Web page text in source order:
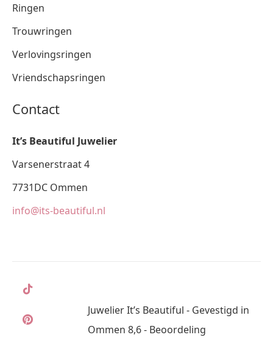
Ringen
Trouwringen
Verlovingsringen
Vriendschapsringen
Contact
It’s Beautiful Juwelier
Varsenerstraat 4
7731DC Ommen
info@its-beautiful.nl
Juwelier It’s Beautiful - Gevestigd in
Ommen 8,6 - Beoordeling